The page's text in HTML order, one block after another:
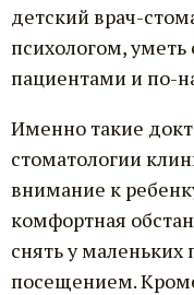
детский врач-
психологом,
пациентами и по-
Именно такие
стоматологии
внимание к
комфортная
снять у маленьких
посещением.